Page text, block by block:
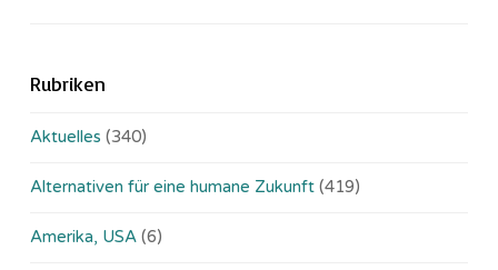
Rubriken
Aktuelles (340)
Alternativen für eine humane Zukunft (419)
Amerika, USA (6)